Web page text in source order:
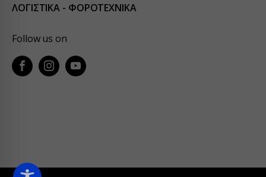
ΛΟΓΙΣΤΙΚΑ - ΦΟΡΟΤΕΧΝΙΚΑ
Follow us on